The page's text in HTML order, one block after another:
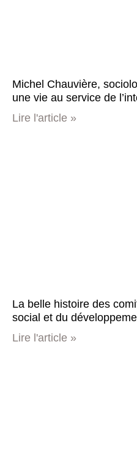
Michel Chauvière,
une vie au service de
Lire l'article »
La belle histoire des
social et du
Lire l'article »